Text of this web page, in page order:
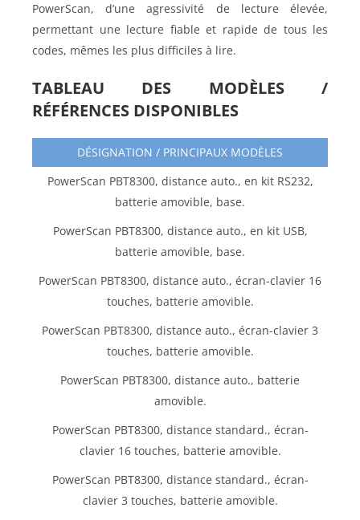
PowerScan, d’une agressivité de lecture élevée,
permettant une lecture fiable et rapide de tous les
codes, mêmes les plus difficiles à lire.
TABLEAU DES MODÈLES /
RÉFÉRENCES DISPONIBLES
DÉSIGNATION / PRINCIPAUX MODÈLES
PowerScan PBT8300, distance auto., en kit RS232,
batterie amovible, base.
PowerScan PBT8300, distance auto., en kit USB,
batterie amovible, base.
PowerScan PBT8300, distance auto., écran-clavier 16
touches, batterie amovible.
PowerScan PBT8300, distance auto., écran-clavier 3
touches, batterie amovible.
PowerScan PBT8300, distance auto., batterie
amovible.
PowerScan PBT8300, distance standard., écran-
clavier 16 touches, batterie amovible.
PowerScan PBT8300, distance standard., écran-
clavier 3 touches, batterie amovible.